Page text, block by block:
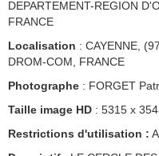
DEPARTEMENT-REGION
FRANCE
Localisation : CAYENNE,
DROM-COM, FRANCE
Photographe : FORGET
Taille image HD : 5315 x
Restrictions d'utilisation :